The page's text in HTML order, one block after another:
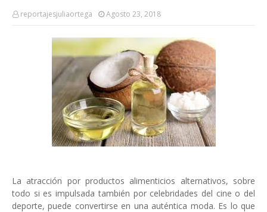
reportajesjuliaortega Agosto 23, 2018
La atracción por productos alimenticios alternativos, sobre
todo si es impulsada también por celebridades del cine o del
deporte, puede convertirse en una auténtica moda. Es lo que